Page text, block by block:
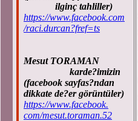
ilginç tahliller)
https://www.facebook.com
/raci.durcan?fref=ts
Mesut TORAMAN
karde?imizin
(facebook sayfas?ndan
dikkate de?er görüntüler)
https://www.facebook.
com/mesut.toraman.52